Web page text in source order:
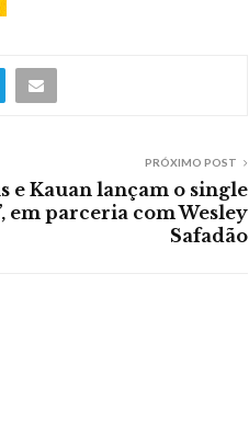
PRÓXIMO POST
e Kauan lançam o single
em parceria com Wesley
Safadão